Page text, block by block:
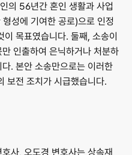
의 56년간 혼인 생활과 사업
성에 기여한 공로)으로 인정
목표였습니다. 둘째, 소송이
인출하여 은닉하거나 처분하
. 본안 소송만으로는 이러한
보전 조치가 시급했습니다.
사, 오도경 변호사는 상속재